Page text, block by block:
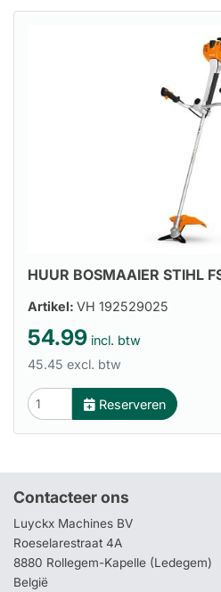
HUUR BOSMAAIER STIHL
Artikel: VH 192529025
54.99 incl. btw
45.45 excl. btw
Reserveren
Contacteer ons
Luyckx Machines BV
Roeselarestraat 4A
8880 Rollegem-Kapelle (Ledegem)
België